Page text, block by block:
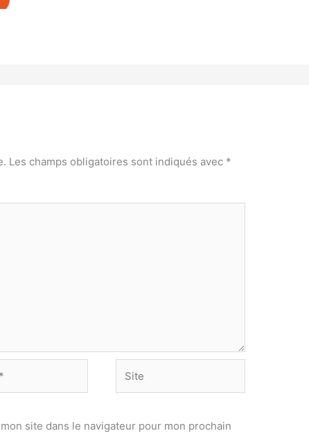
Les champs obligatoires sont indiqués avec *
site dans le navigateur pour mon prochain